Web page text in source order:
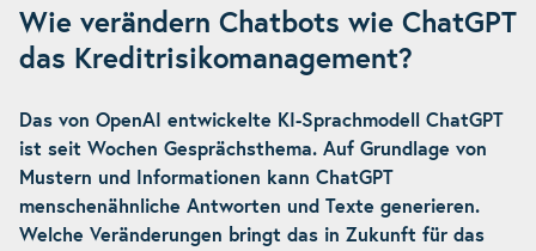
Wie verändern Chatbots wie ChatGPT
das Kreditrisikomanagement?
Das von OpenAI entwickelte KI-Sprachmodell ChatGPT
ist seit Wochen Gesprächsthema. Auf Grundlage von
Mustern und Informationen kann ChatGPT
menschenähnliche Antworten und Texte generieren.
Welche Veränderungen bringt das in Zukunft für das